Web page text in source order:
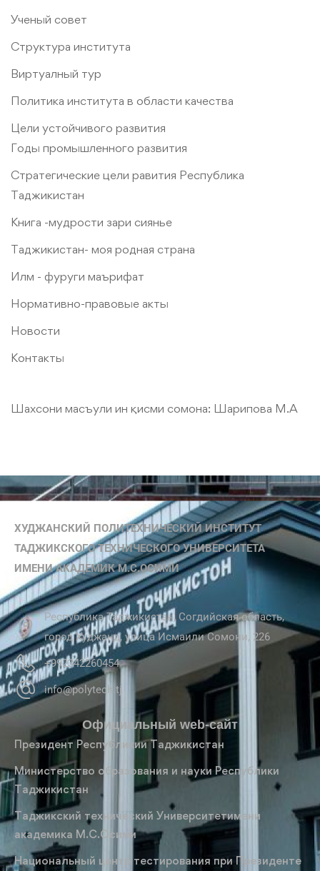
Ученый совет
Структура института
Виртуалный тур
Политика института в области качества
Цели устойчивого развития
Годы промышленного развития
Стратегические цели равития Республика
Таджикистан
Книга -мудрости зари сиянье
Таджикистан- моя родная страна
Илм - фуруги маърифат
Нормативно-правовые акты
Новости
Контакты
Шахсони масъули ин қисми сомона: Шарипова М.А
ХУДЖАНСКИЙ ПОЛИТЕХНИЧЕСКИЙ ИНСТИТУТ
ТАДЖИКСКОГО ТЕХНИЧЕСКОГО УНИВЕРСИТЕТА
ИМЕНИ АКАДЕМИК М.С.ОСИМИ
Республика Таджикистан, Согдийская область,
город Худжанд, улица Исмаили Сомони, 226
+992342260454
info@polytech.tj
Официальный web-сайт
Президент Республикии Таджикистан
Министерство образования и науки Республики
Таджикистан
Таджикский технический Университетимени
академика М.С.Осими
Национальный центр тестирования при Президенте